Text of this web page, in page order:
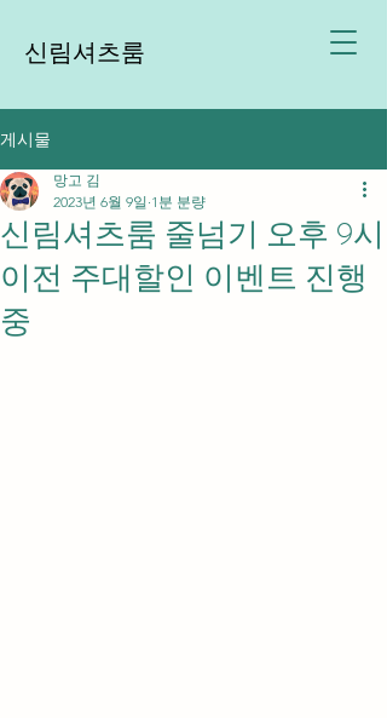
신림셔츠룸
게시물
신림셔츠룸 줄넘기 오후 9시
이전 주대할인 이벤트 진행
중
망고 김
2023년 6월 9일 1분 분량